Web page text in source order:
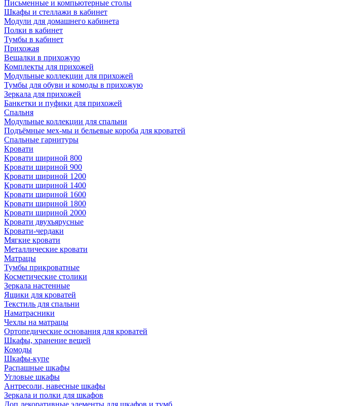
Письменные и компьютерные столы
Шкафы и стеллажи в кабинет
Модули для домашнего кабинета
Полки в кабинет
Тумбы в кабинет
Прихожая
Вешалки в прихожую
Комплекты для прихожей
Модульные коллекции для прихожей
Тумбы для обуви и комоды в прихожую
Зеркала для прихожей
Банкетки и пуфики для прихожей
Спальня
Модульные коллекции для спальни
Подъёмные мех-мы и бельевые короба для кроватей
Спальные гарнитуры
Кровати
Кровати шириной 800
Кровати шириной 900
Кровати шириной 1200
Кровати шириной 1400
Кровати шириной 1600
Кровати шириной 1800
Кровати шириной 2000
Кровати двухъярусные
Кровати-чердаки
Мягкие кровати
Металлические кровати
Матрацы
Тумбы прикроватные
Косметические столики
Зеркала настенные
Ящики для кроватей
Текстиль для спальни
Наматрасники
Чехлы на матрацы
Ортопедические основания для кроватей
Шкафы, хранение вещей
Комоды
Шкафы-купе
Распашные шкафы
Угловые шкафы
Антресоли, навесные шкафы
Зеркала и полки для шкафов
Доп.декоративные элементы для шкафов и тумб